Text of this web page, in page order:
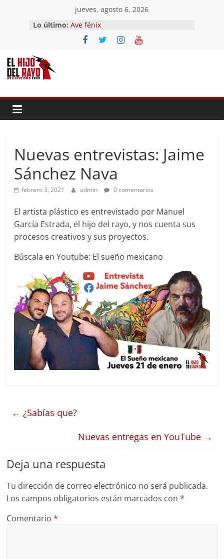
contenido
jueves, agosto 6, 2026
Lo último: Ave fénix
¿Dios no existe?
First Time
Nuevas entrevistas: Jaime
Sánchez Nava
febrero 3, 2021 admin 0 comentarios
El artista plástico es entrevistado por Manuel
García Estrada, el hijo del rayo, y nos cuenta sus
procesos creativos y sus proyectos.
Búscala en Youtube: El sueño mexicano
← ¿Sabías que?
Nuevas entregas en YouTube →
Deja una respuesta
Tu dirección de correo electrónico no será publicada.
Los campos obligatorios están marcados con*
Comentario*